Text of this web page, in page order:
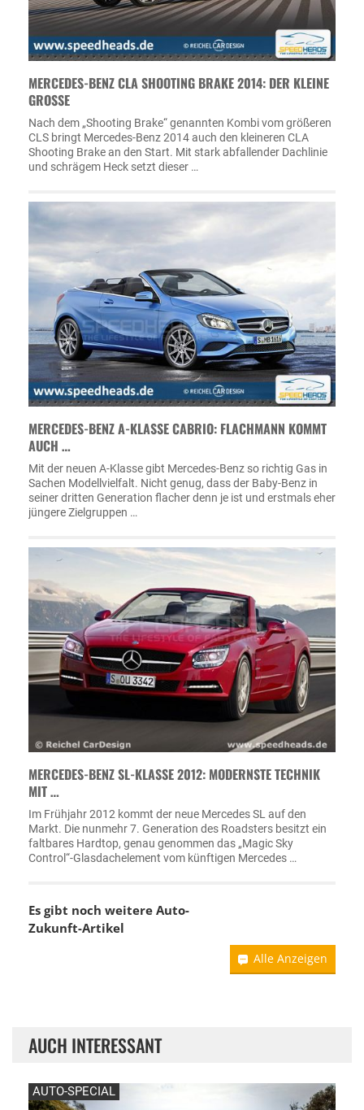
MERCEDES-BENZ CLA SHOOTING BRAKE 2014: DER KLEINE
GROSSE
Nach dem „Shooting Brake“ genannten Kombi vom größeren
CLS bringt Mercedes-Benz 2014 auch den kleineren CLA
Shooting Brake an den Start. Mit stark abfallender Dachlinie
und schrägem Heck setzt dieser …
MERCEDES-BENZ A-KLASSE CABRIO: FLACHMANN KOMMT
AUCH …
Mit der neuen A-Klasse gibt Mercedes-Benz so richtig Gas in
Sachen Modellvielfalt. Nicht genug, dass der Baby-Benz in
seiner dritten Generation flacher denn je ist und erstmals eher
jüngere Zielgruppen …
MERCEDES-BENZ SL-KLASSE 2012: MODERNSTE TECHNIK
MIT …
Im Frühjahr 2012 kommt der neue Mercedes SL auf den
Markt. Die nunmehr 7. Generation des Roadsters besitzt ein
faltbares Hardtop, genau genommen das „Magic Sky
Control“-Glasdachelement vom künftigen Mercedes …
Es gibt noch weitere Auto-
Zukunft-Artikel
Alle Anzeigen
AUCH INTERESSANT
AUTO-SPECIAL